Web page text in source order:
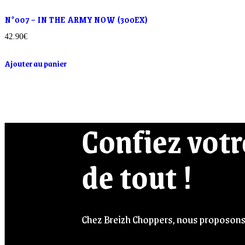
N°007 – IN THE ARMY NOW (300EX)
42.90€
Ajouter au panier
Confiez
de tout !
Chez Breizh Choppers, nous